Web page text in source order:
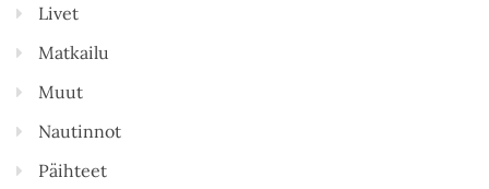
Livet
Matkailu
Muut
Nautinnot
Päihteet